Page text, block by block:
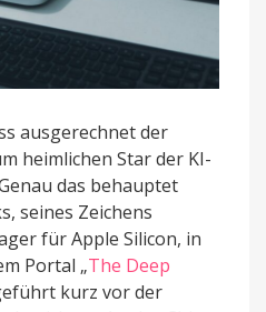
ausgerechnet der
heimlichen Star der KI-
das behauptet
seines Zeichens
für Apple Silicon, in
Portal „The Deep
kurz vor der